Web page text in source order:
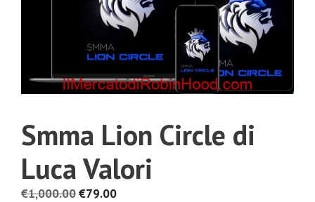
Smma Lion Circle di
Luca Valori
€1,000.00Il
€79.00Il